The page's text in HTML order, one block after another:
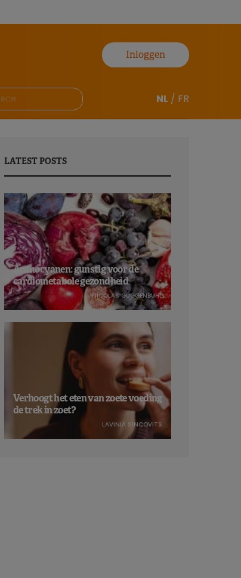
Inloggen
NL / FR
LATEST POSTS
Anthocyanen: gunstig voor de
cardiometabole gezondheid
NICOLAS GUGGENBÜHL
Verhoogt het eten van zoete voeding
de trek in zoet?
LAVINIA SINCOVITS